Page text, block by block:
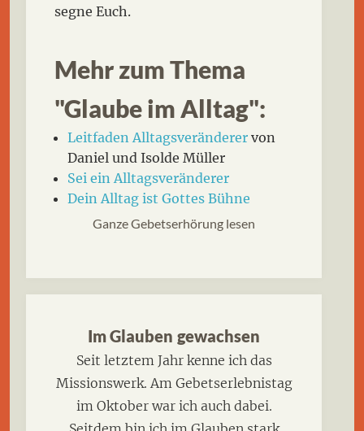
segne Euch.
Mehr zum Thema
"Glaube im Alltag":
Leitfaden Alltagsveränderer von
Daniel und Isolde Müller
Sei ein Alltagsveränderer
Dein Alltag ist Gottes Bühne
Ganze Gebetserhörung lesen
Im Glauben gewachsen
Seit letztem Jahr kenne ich das
Missionswerk. Am Gebetserlebnistag
im Oktober war ich auch dabei.